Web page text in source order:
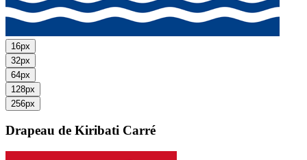
16px
32px
64px
128px
256px
Drapeau de Kiribati Carré